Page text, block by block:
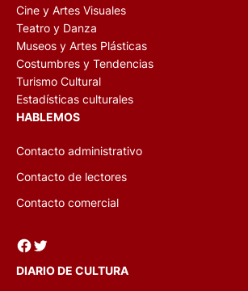
Cine y Artes Visuales
Teatro y Danza
Museos y Artes Plásticas
Costumbres y Tendencias
Turismo Cultural
Estadísticas culturales
HABLEMOS
Contacto administrativo
Contacto de lectores
Contacto comercial
Facebook Twitter
DIARIO DE CULTURA